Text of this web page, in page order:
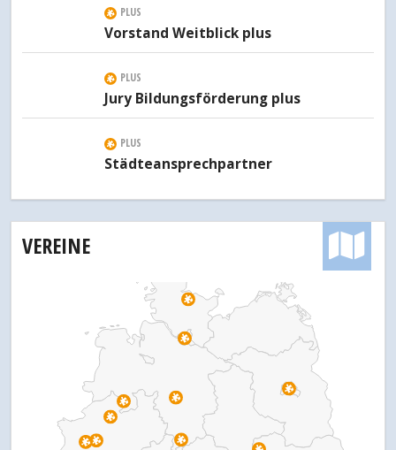
PLUS
Vorstand Weitblick plus
PLUS
Jury Bildungsförderung plus
PLUS
Städteansprechpartner
VEREINE